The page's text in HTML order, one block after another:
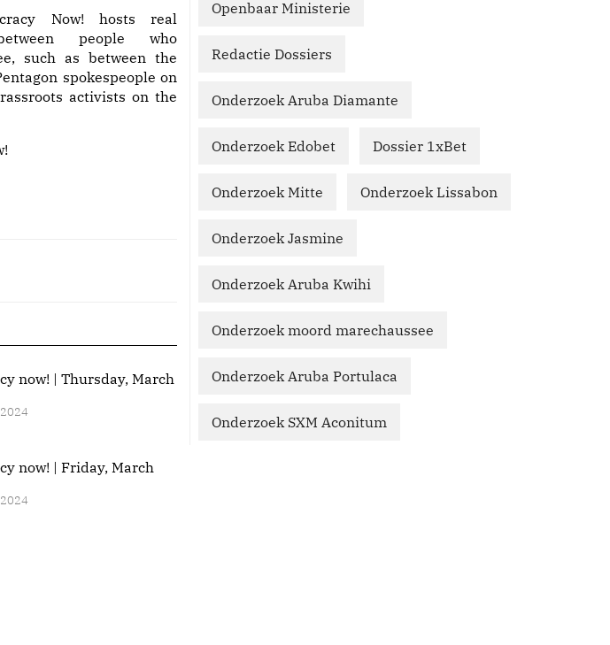
Now! hosts real
people who
such as between the
spokespeople on
activists on the
now! | Thursday, March
now! | Friday, March
Openbaar Ministerie
Redactie Dossiers
Onderzoek Aruba Diamante
Onderzoek Edobet Dossier 1xBet
Onderzoek Mitte Onderzoek Lissabon
Onderzoek Jasmine
Onderzoek Aruba Kwihi
Onderzoek moord marechaussee
Onderzoek Aruba Portulaca
Onderzoek SXM Aconitum